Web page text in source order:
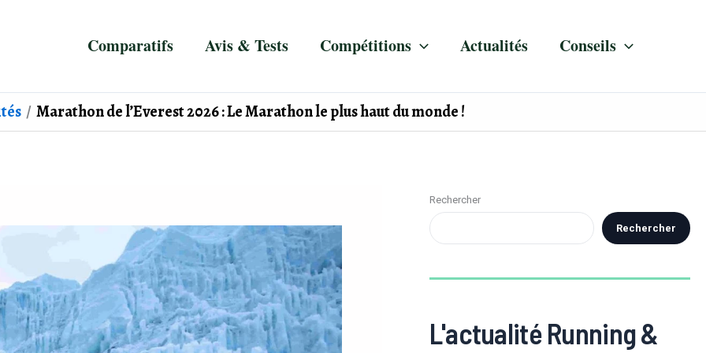
Comparatifs Avis & Tests Compétitions Actualités Conseils
Marathon de l’Everest 2026 : Le Marathon le plus haut du monde !
Rechercher
Rechercher
L'actualité Running &